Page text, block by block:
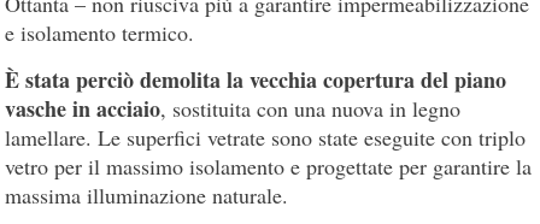
e isolamento termico.
È stata perciò demolita la vecchia copertura del piano
vasche in acciaio, sostituita con una nuova in legno
lamellare. Le superfici vetrate sono state eseguite con triplo
vetro per il massimo isolamento e progettate per garantire la
massima illuminazione naturale.